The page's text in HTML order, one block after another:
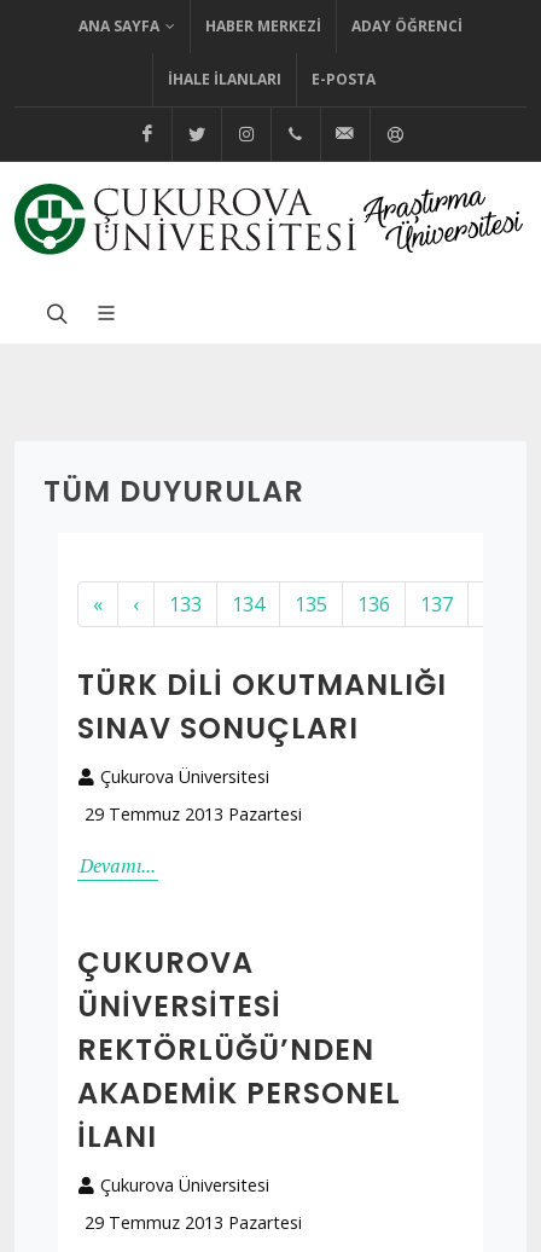
ANA SAYFA HABER MERKEZI ADAY ÖĞRENCI
İHALE İLANLARI E-POSTA
@cuhabermerkezi
@cukurovaedutr
@cukurovaedutr
+90 (322) 338 60 84
bilgi@cu.edu.tr
TÜM DUYURULAR
« ‹ 133 134 135 136 137
TÜRK DILI OKUTMANLIĞI
SINAV SONUÇLARI
Çukurova Üniversitesi
29 Temmuz 2013 Pazartesi
Devamı...
ÇUKUROVA
ÜNIVERSITESI
REKTÖRLÜĞÜ’NDEN
AKADEMIK PERSONEL
İLANI
Çukurova Üniversitesi
29 Temmuz 2013 Pazartesi